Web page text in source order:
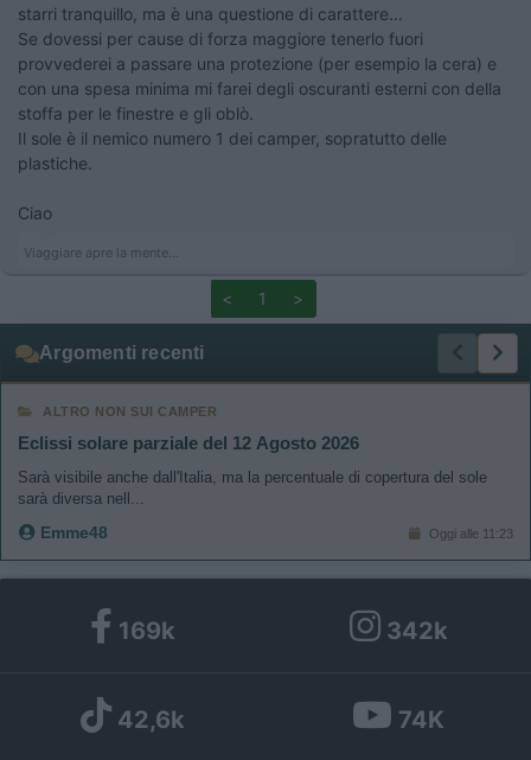
starri tranquillo, ma è una questione di carattere...
Se dovessi per cause di forza maggiore tenerlo fuori
provvederei a passare una protezione (per esempio la cera) e
con una spesa minima mi farei degli oscuranti esterni con della
stoffa per le finestre e gli oblò.
Il sole è il nemico numero 1 dei camper, sopratutto delle
plastiche.
Ciao
Viaggiare apre la mente...
< 1 >
Argomenti recenti
ALTRO NON SUI CAMPER
Eclissi solare parziale del 12 Agosto 2026
Sarà visibile anche dall'Italia, ma la percentuale di copertura del sole
sarà diversa nell...
Emme48 Oggi alle 11:23
169k 342k
42,6k 74K